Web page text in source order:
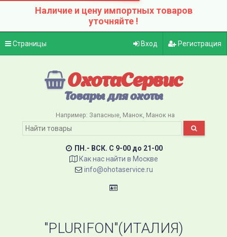
Наличие и цену импортных товаров
уточняйте !
Страницы Вход Регистрация
ОхотаСервис
Товары для охоты
Например: Запасные Манок Манок на
ПН.- ВСК. C 9-00 до 21-00
Как нас найти в Москве
info@ohotaservice.ru
"PLURIFON"(ИТАЛИЯ)